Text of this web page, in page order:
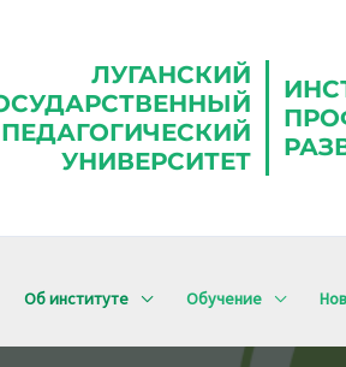
ЛУГАНСКИЙ
ПЕДАГОГИЧЕСКИЙ
УНИВЕРСИТЕТ
Об институте Обучение